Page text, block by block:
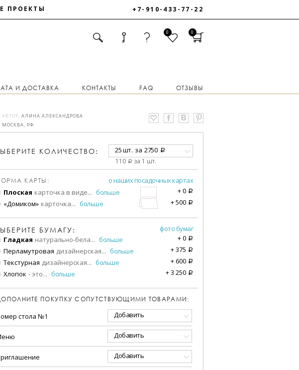
ПРОЕКТЫ +7-910-433-77-22
0 0
И ДОСТАВКА КОНТАКТЫ FAQ ОТЗЫВЫ
АВТОР: АЛИНА АЛЕКСАНДРОВА
МОСКВА, РФ
КОЛИЧЕСТВО: 25 шт. за 2750 a
110 a за 1 шт.
КАРТЫ:
о наших посадочных картах
Плоская карточка в виде... больше +0 a
«Домиком» карточка... больше +500 a
БУМАГУ:
фото бумаг
Гладкая натурально-бела... больше +0 a
Перламутровая дизайнерская... больше +375 a
Текстурная дизайнерская... больше +600 a
Хлопок - это... больше +3 250 a
ПОКУПКУ СОПУТСТВУЮЩИМИ ТОВАРАМИ:
стола №1 Добавить
Добавить
Добавить